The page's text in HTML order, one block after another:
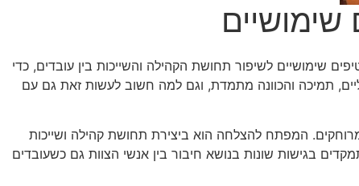
שימושיים לשיפור תחושת הקהילה והשייכות בין עובדים, כדי
תמיכה והכוונה מתמדת, וגם למה חשוב לעשות זאת גם עם
המפתח להצלחה הוא ביצירת תחושת קהילה ושייכות
בגישות שונות בנושא חיבור בין אנשי הצוות גם כשעובדים